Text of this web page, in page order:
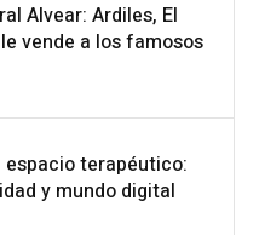
Alvear: Ardiles, El
vende a los famosos
espacio terapéutico:
y mundo digital